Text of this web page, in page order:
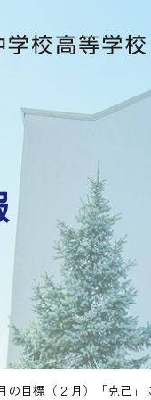
の目標（２月）「克己」